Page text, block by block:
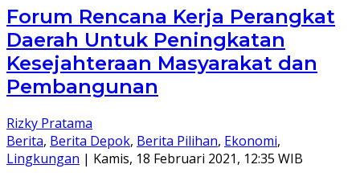
Forum Rencana Kerja Perangkat
Daerah Untuk Peningkatan
Kesejahteraan Masyarakat dan
Pembangunan
Rizky Pratama
Berita, Berita Depok, Berita Pilihan, Ekonomi,
Lingkungan | Kamis, 18 Februari 2021, 12:35 WIB